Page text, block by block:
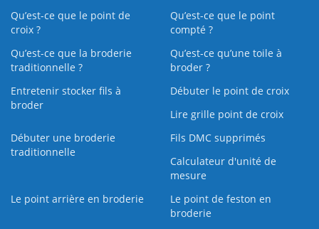
Qu’est-ce que le point de
croix ?
Qu’est-ce que le point
compté ?
Qu’est-ce que la broderie
traditionnelle ?
Qu’est‑ce qu’une toile à
broder ?
Entretenir stocker fils à
broder
Débuter le point de croix
Lire grille point de croix
Débuter une broderie
traditionnelle
Fils DMC supprimés
Calculateur d'unité de
mesure
Le point arrière en broderie
Le point de feston en
broderie